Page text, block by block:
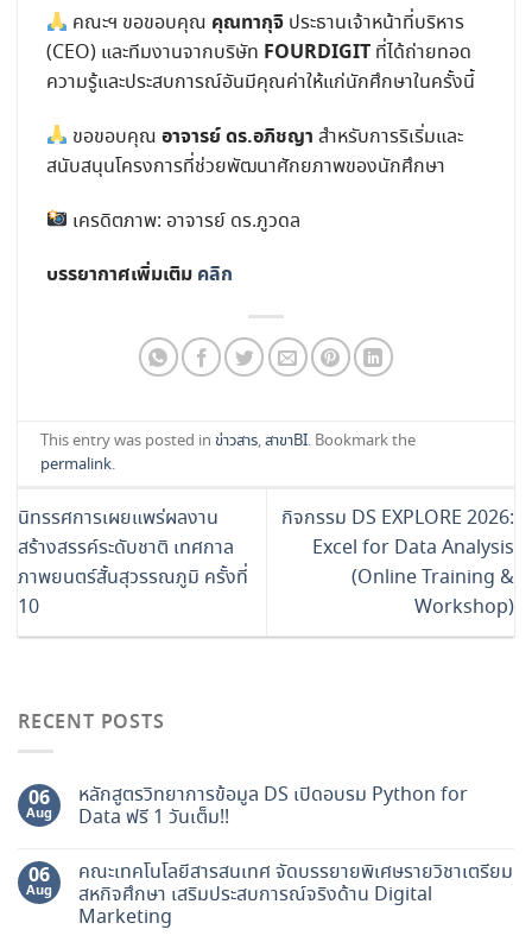
คณะฯ ขอขอบคุณ คุณทากุจิ ประธานเจ้าหน้าที่บริหาร
(CEO) และทีมงานจากบริษัท FOURDIGIT ที่ได้ถ่ายทอด
ความรู้และประสบการณ์อันมีคุณค่าให้แก่นักศึกษาในครั้งนี้
ขอขอบคุณอาจารย์ ดร.อภิชญา สำหรับการริเริ่มและ
สนับสนุนโครงการที่ช่วยพัฒนาศักยภาพของนักศึกษา
เครดิตภาพ: อาจารย์ ดร.ภูวดล
บรรยากาศเพิ่มเติม คลิก
This entry was posted inข่าวสาร,สาขาBI. Bookmark the
permalink.
นิทรรศการเผยแพร่ผลงาน
สร้างสรรค์ระดับชาติ เทศกาล
ภาพยนตร์สั้นสุวรรณภูมิ ครั้งที่
10
กิจกรรม DS EXPLORE 2026:
Excel for Data Analysis
(Online Training &
Workshop)
RECENT POSTS
06
Aug
หลักสูตรวิทยาการข้อมูล DS เปิดอบรม Python for
Data ฟรี 1 วันเต็ม!!
06
Aug
คณะเทคโนโลยีสารสนเทศ จัดบรรยายพิเศษรายวิชาเตรียม
สหกิจศึกษา เสริมประสบการณ์จริงด้าน Digital
Marketing